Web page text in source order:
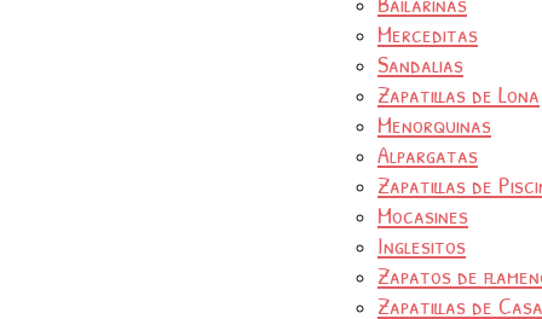
Merceditas
Sandalias
Zapatillas de Lona
Menorquinas
Alpargatas
Zapatillas de
Mocasines
Inglesitos
Zapatos de
Zapatillas de Casa